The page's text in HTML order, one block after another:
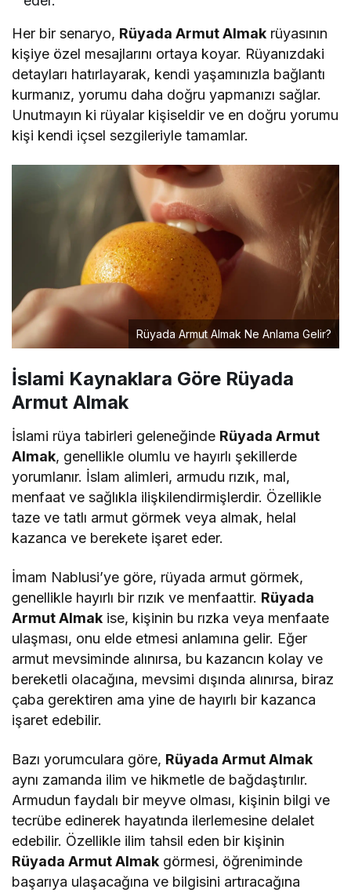
Her bir senaryo, Rüyada Armut Almak rüyasının
kişiye özel mesajlarını ortaya koyar. Rüyanızdaki
detayları hatırlayarak, kendi yaşamınızla bağlantı
kurmanız, yorumu daha doğru yapmanızı sağlar.
Unutmayın ki rüyalar kişiseldir ve en doğru yorumu
kişi kendi içsel sezgileriyle tamamlar.
Rüyada Armut Almak Ne Anlama Gelir?
İslami Kaynaklara Göre Rüyada
Armut Almak
İslami rüya tabirleri geleneğinde Rüyada Armut
Almak, genellikle olumlu ve hayırlı şekillerde
yorumlanır. İslam alimleri, armudu rızık, mal,
menfaat ve sağlıkla ilişkilendirmişlerdir. Özellikle
taze ve tatlı armut görmek veya almak, helal
kazanca ve berekete işaret eder.
İmam Nablusi’ye göre, rüyada armut görmek,
genellikle hayırlı bir rızık ve menfaattir. Rüyada
Armut Almak ise, kişinin bu rızka veya menfaate
ulaşması, onu elde etmesi anlamına gelir. Eğer
armut mevsiminde alınırsa, bu kazancın kolay ve
bereketli olacağına, mevsimi dışında alınırsa, biraz
çaba gerektiren ama yine de hayırlı bir kazanca
işaret edebilir.
Bazı yorumculara göre, Rüyada Armut Almak
aynı zamanda ilim ve hikmetle de bağdaştırılır.
Armudun faydalı bir meyve olması, kişinin bilgi ve
tecrübe edinerek hayatında ilerlemesine delalet
edebilir. Özellikle ilim tahsil eden bir kişinin
Rüyada Armut Almak görmesi, öğreniminde
başarıya ulaşacağına ve bilgisini artıracağına